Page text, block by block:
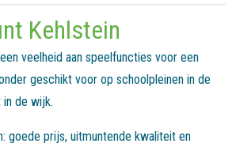
Kehlstein
veelheid aan speelfuncties voor een
geschikt voor op schoolpleinen in de
de wijk.
goede prijs, uitmuntende kwaliteit en